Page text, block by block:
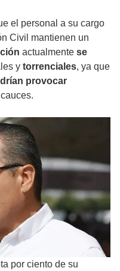
el personal a su cargo
Civil mantienen un
actualmente se
y torrenciales, ya que
provocar
por ciento de su